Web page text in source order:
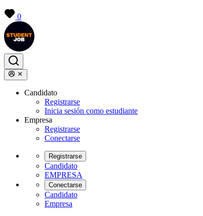
0
Candidato
Registrarse
Inicia sesión como estudiante
Empresa
Registrarse
Conectarse
Registrarse
Candidato
EMPRESA
Conectarse
Candidato
Empresa